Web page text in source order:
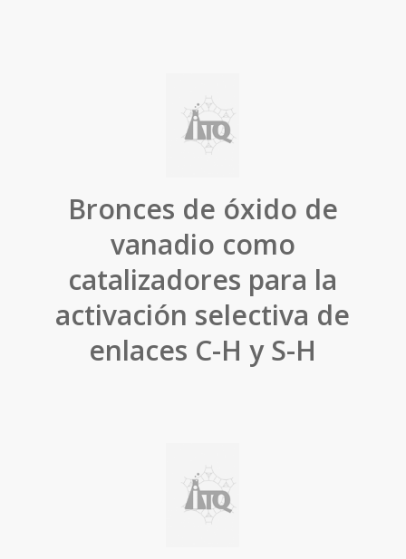
Bronces de óxido de
vanadio como
catalizadores para la
activación selectiva de
enlaces C-H y S-H